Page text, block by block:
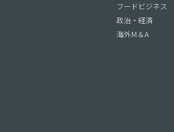
フードビジネス
政治・経済
海外M＆A